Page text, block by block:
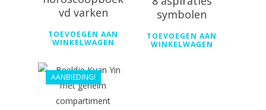
vd varken
TOEVOEGEN AAN
WINKELWAGEN
symbolen
TOEVOEGEN AAN
WINKELWAGEN
AANBIEDING!
€ 49.99
€44.99